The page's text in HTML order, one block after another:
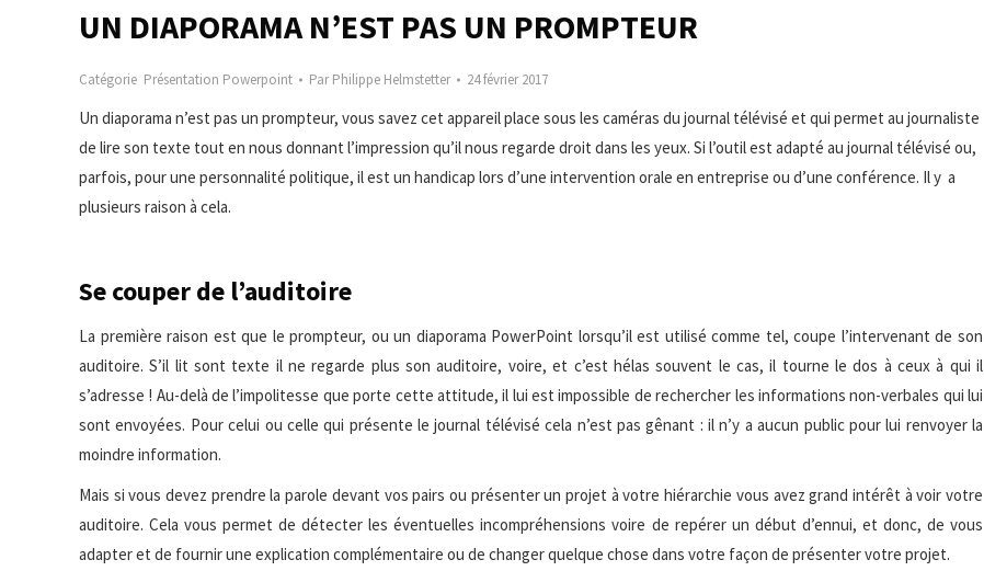
UN DIAPORAMA N’EST PAS UN PROMPTEUR
Catégorie Présentation Powerpoint ParPhilippe Helmstetter 24 février 2017
Un diaporama n’est pas un prompteur, vous savez cet appareil place sous les caméras du journal télévisé et qui permet au journaliste
de lire son texte tout en nous donnant l’impression qu’il nous regarde droit dans les yeux. Si l’outil est adapté au journal télévisé ou,
parfois, pour une personnalité politique, il est un handicap lors d’une intervention orale en entreprise ou d’une conférence. Il y a
plusieurs raison à cela.
Se couper de l’auditoire
La première raison est que le prompteur, ou un diaporama PowerPoint lorsqu’il est utilisé comme tel, coupe l’intervenant de son
auditoire. S’il lit sont texte il ne regarde plus son auditoire, voire, et c’est hélas souvent le cas, il tourne le dos à ceux à qui il
s’adresse ! Au-delà de l’impolitesse que porte cette attitude, il lui est impossible de rechercher les informations non-verbales qui lui
sont envoyées. Pour celui ou celle qui présente le journal télévisé cela n’est pas gênant : il n’y a aucun public pour lui renvoyer la
moindre information.
Mais si vous devez prendre la parole devant vos pairs ou présenter un projet à votre hiérarchie vous avez grand intérêt à voir votre
auditoire. Cela vous permet de détecter les éventuelles incompréhensions voire de repérer un début d’ennui, et donc, de vous
adapter et de fournir une explication complémentaire ou de changer quelque chose dans votre façon de présenter votre projet.